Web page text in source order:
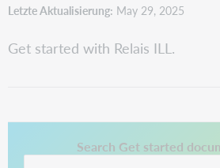
Letzte Aktualisierung May 29, 2025
Get started with Relais ILL.
Search Get started
This link opens in a new tab.